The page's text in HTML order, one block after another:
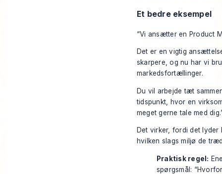
Et bedre eksempel
“Vi ansætter en Product
Det er en vigtig
skarpere, og nu har vi
markedsfortællinger.
Du vil arbejde tæt
tidspunkt, hvor en
meget gerne tale med
Det virker, fordi det
hvilken slags miljø de
Praktisk regel:
spørgsmål: